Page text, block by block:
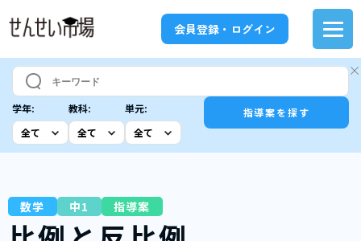
会員登録・ログイン
学年: 教科: 単元: 指導案を探す
数学 中1 指導案